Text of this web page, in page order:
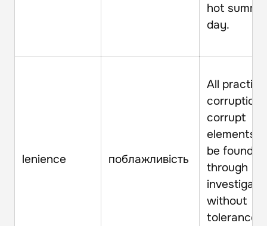
hot
day.
lenience поблажливість
All
corruption
corrupt
elements
be found
through
without
tolerance